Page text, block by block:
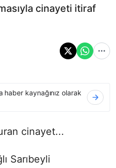
cinayeti itiraf
haber kaynağınız olarak
cinayet...
Sarıbeyli